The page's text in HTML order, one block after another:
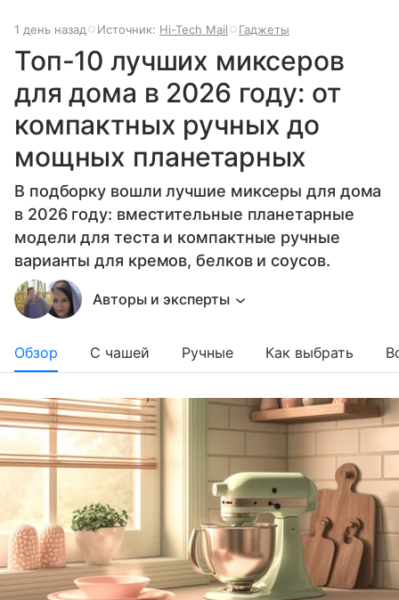
1 день назад Источник: Hi-Tech Mail Гаджеты
Топ-10 лучших миксеров
для дома в 2026 году: от
компактных ручных до
мощных планетарных
В подборку вошли лучшие миксеры для дома
в 2026 году: вместительные планетарные
модели для теста и компактные ручные
варианты для кремов, белков и соусов.
Авторы и эксперты
Обзор С чашей Ручные Как выбрать